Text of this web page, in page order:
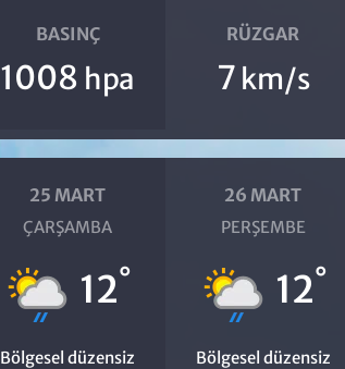
BASINÇ
1008 hpa
RÜZGAR
7 km/s
25 MART
ÇARŞAMBA
12°
Bölgesel düzensiz
26 MART
PERŞEMBE
12°
Bölgesel düzensiz